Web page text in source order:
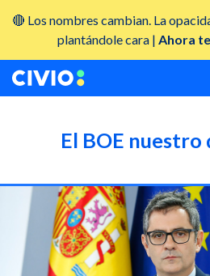
🔴 Los nombres cambian. La
plantándole cara | Ahora
El BOE nuestro